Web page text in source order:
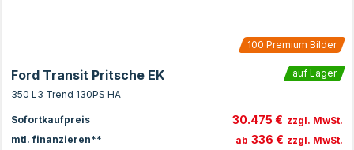
100 Premium Bilder
Ford Transit Pritsche EK
auf Lager
350 L3 Trend 130PS HA
Sofortkaufpreis 30.475 € zzgl. MwSt.
mtl. finanzieren**
ab 336 € zzgl. MwSt.